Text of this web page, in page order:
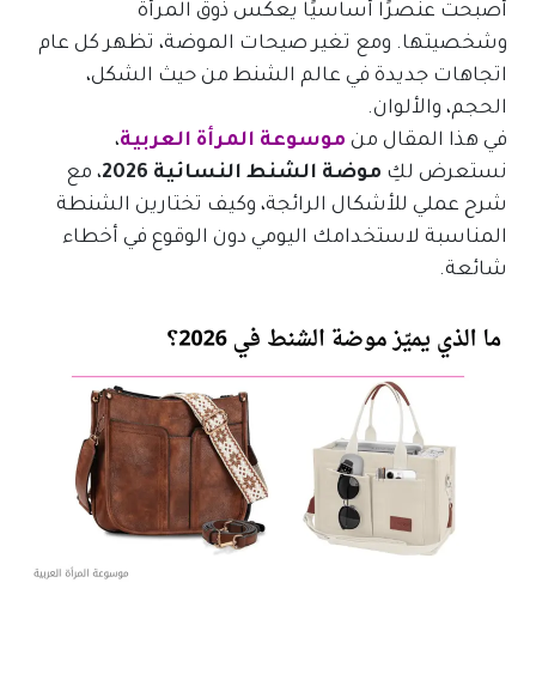
أصبحت عنصرًا أساسيًا يعكس ذوق المرأة
وشخصيتها. ومع تغير صيحات الموضة، تظهر كل عام
اتجاهات جديدة في عالم الشنط من حيث الشكل،
الحجم، والألوان.
في هذا المقال من موسوعة المرأة العربية،
نستعرض لكِ موضة الشنط النسائية 2026
، مع
شرح عملي للأشكال الرائجة، وكيف تختارين الشنطة
المناسبة لاستخدامك اليومي دون الوقوع في أخطاء
شائعة.